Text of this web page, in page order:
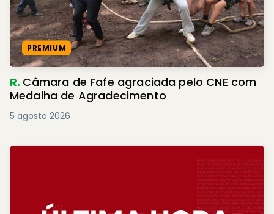
PREMIUM
R. Câmara de Fafe agraciada pelo CNE com
Medalha de Agradecimento
5 agosto 2026